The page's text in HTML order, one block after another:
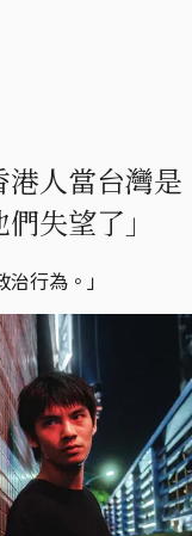
人當台灣是
失望了」
行為。」